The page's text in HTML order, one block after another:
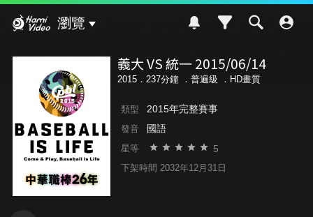
瀏覽
義大 VS 統一 2015/06/14
2015．237分鐘 ． 普遍級 ．HD畫質
類型 2015年完整賽事
發音 國語
星等 5
下架時間 2032年12月31日